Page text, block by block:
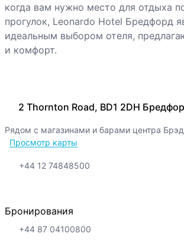
2 Thornton Road, BD1 2DH
Рядом с магазинами и барами центра
Просмотр карты
+44 12 74848500
Бронирования
+44 87 04100800
когда вам нужно место для отдыха
прогулок, Leonardo Hotel Бредфорд
идеальным выбором отеля,
и комфорт.